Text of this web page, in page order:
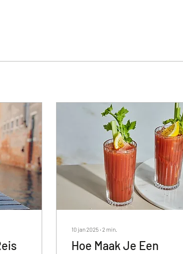
10 jan 2025 ∙2 min.
Hoe Maak Je Een